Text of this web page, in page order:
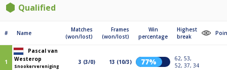
Qualified
# Name
Matches
(won/lost)
Frames
(won/lost)
Win
percentage
Highest
break
1
Pascal van
Westerop
Snookervereniging
3 (3/0) 13 (10/3) 77%
62, 53,
52, 37, 34